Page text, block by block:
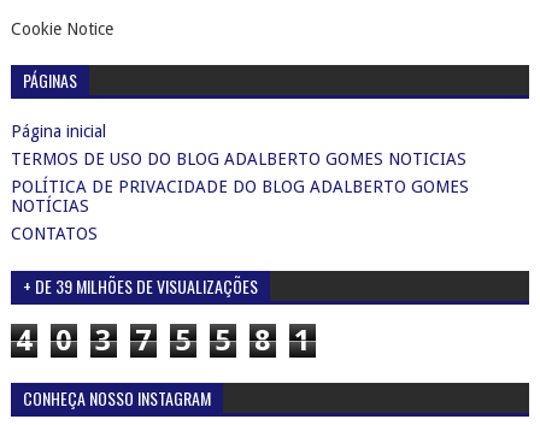
Cookie Notice
PÁGINAS
Página inicial
TERMOS DE USO DO BLOG ADALBERTO GOMES NOTICIAS
POLÍTICA DE PRIVACIDADE DO BLOG ADALBERTO GOMES
NOTÍCIAS
CONTATOS
+ DE 39 MILHÕES DE VISUALIZAÇÕES
4 0 3 7 5 5 8 1
CONHEÇA NOSSO INSTAGRAM